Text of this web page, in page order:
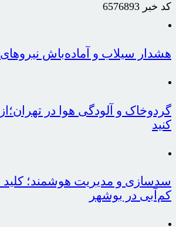
کد خبر 6576893
هشدار سیلاب و آماده‌باش
گردوخاک و آلودگی هوا در
کنید
سدسازی و مدیریت هوشمند؛
کم‌آبی در بوشهر